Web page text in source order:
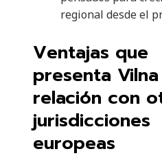
regional desde el
Ventajas que
presenta
relación con
jurisdicciones
europeas